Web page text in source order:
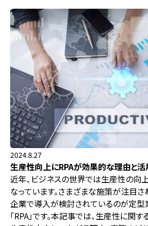
2024.8.27
生産性向上にRPAが効果的な理由と
近年、ビジネスの世界では生産性の向
なっています。さまざまな施策が注目さ
企業で導入が検討されているのが定型
「RPA」です。本記事では、生産性に関